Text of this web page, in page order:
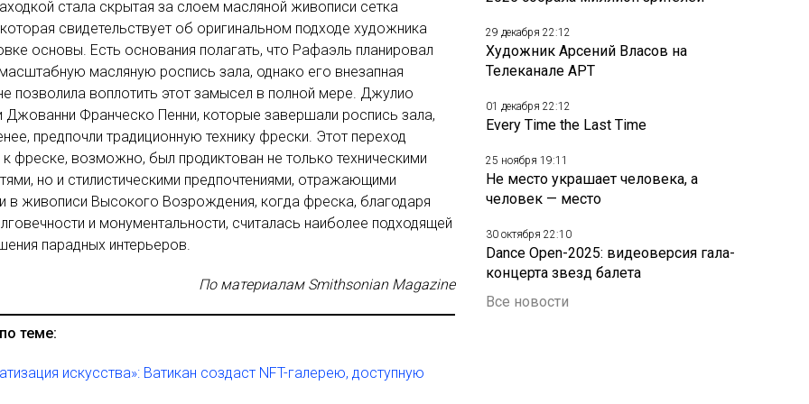
стала скрытая за слоем масляной живописи сетка
свидетельствует об оригинальном подходе художника
основы. Есть основания полагать, что Рафаэль планировал
масляную роспись зала, однако его внезапная
позволила воплотить этот замысел в полной мере. Джулио
Джованни Франческо Пенни, которые завершали роспись зала,
предпочли традиционную технику фрески. Этот переход
фреске, возможно, был продиктован не только техническими
но и стилистическими предпочтениями, отражающими
в живописи Высокого Возрождения, когда фреска, благодаря
и монументальности, считалась наиболее подходящей
парадных интерьеров.
По материалам Smithsonian Magazine
теме:
искусства»: Ватикан создаст NFT-галерею, доступную
29 декабря 22:12
Художник Арсений Власов на
Телеканале АРТ
01 декабря 22:12
Every Time the Last Time
25 ноября 19:11
Не место украшает человека, а
человек — место
30 октября 22:10
Dance Open-2025: видеоверсия гала-
концерта звезд балета
Все новости